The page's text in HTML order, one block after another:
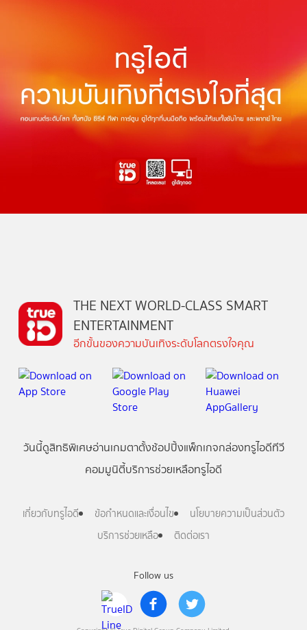
Follow us
THE NEXT WORLD-CLASS SMART
ENTERTAINMENT
อีกขั้นของความบันเทิงระดับโลกตรงใจคุณ
วันนี้ดูสิทธิพิเศษอ่านเกมตาตั้งช้อปปิ้งแพ็กเกจกล่องทรูไอดีทีวี
คอมมูนิตี้บริการช่วยเหลือทรูไอดี
เกี่ยวกับทรูไอดี ข้อกำหนดและเงื่อนไข
นโยบายความเป็นส่วนตัว
บริการช่วยเหลือ
ติดต่อเรา